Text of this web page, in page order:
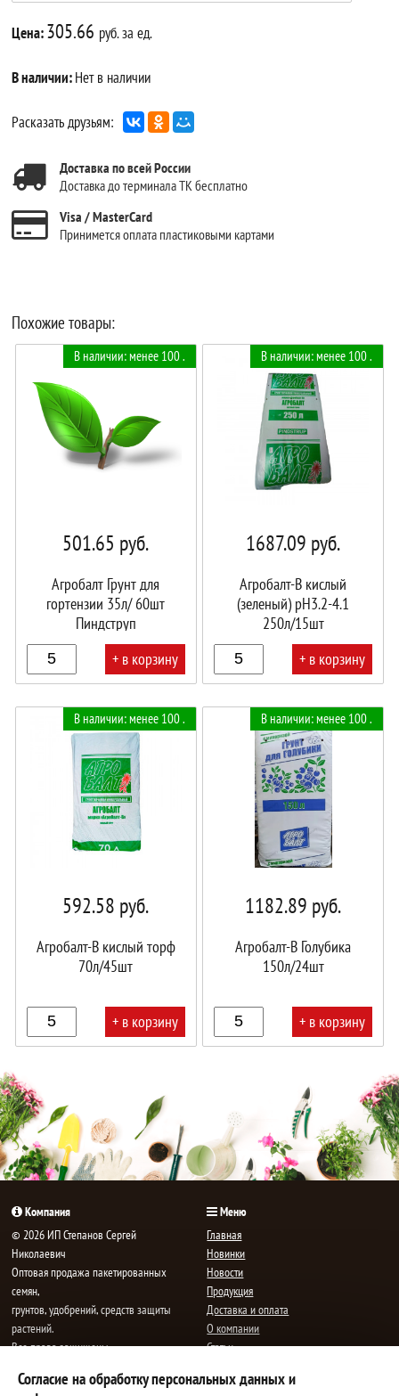
Цена:305.66 руб. за ед.
В наличии:Нет в наличии
Расказать друзьям:
Доставка по всей России
Доставка до терминала ТК бесплатно
Visa / MasterCard
Принимется оплата пластиковыми картами
Похожие товары:
В наличии: менее 100 .
501.65 руб.
Агробалт Грунт для
гортензии 35л/ 60шт
Пиндструп
+ в корзину
В наличии: менее 100 .
1687.09 руб.
Агробалт-B кислый
(зеленый) pH3.2-4.1
250л/15шт
+ в корзину
В наличии: менее 100 .
592.58 руб.
Агробалт-B кислый торф
70л/45шт
+ в корзину
корзине!
В наличии: менее 100 .
1182.89 руб.
Агробалт-В Голубика
150л/24шт
+ в корзину
Согласие на обработку персональных данных и
Компания
© 2026 ИП Степанов Сергей
Николаевич
Oптовая продажа пакетированных
семян,
грунтов, удобрений, средств защиты
растений.
Все права защищены.
E-mail:mail@semenauspeha.ru
Меню
Главная
Новинки
Новости
Продукция
Доставка и оплата
О компании
Статьи